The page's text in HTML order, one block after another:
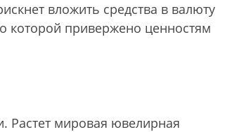
вложить средства в валюту
которой привержено ценностям
Растет мировая ювелирная